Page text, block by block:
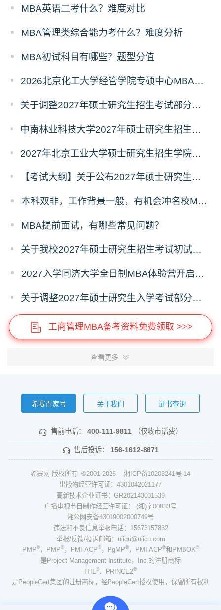
MBA英语二考什么？难度对比
MBA管理类综合能力考什么？难度分析
MBA初试科目有哪些？题型分值
2026北京化工大学经管学院专硕中心MBA拟录取分析解读
关于调整2027年硕士研究生招生考试部分专业初试考试科目及参考书目的公告（二）
中南林业科技大学2027年硕士研究生招生考试初试科目调整情况公告
2027年北京工业大学硕士研究生招生学院、考试科目、考试大纲等调整情况
【考试大纲】关于公布2027年硕士研究生入学考试自命题考试科目考试大纲的通知
本科双非，工作背景一般，有机会冲名校MBA吗？
MBA提前面试，有哪些常见问题？
关于我校2027年硕士研究生招生考试初试科目调整的补充公告
2027入学同济大学全日制MBA体验营开启报名！
关于调整2027年硕士研究生入学考试部分专业考试科目的通知
工商管理MBA备考资料免费领取 >>>
查看更多
希赛百家号 关于我们 证书查询
售前电话： 400-111-9811 （仅收市话费）
售后投诉： 156-1612-8671
希赛网 版权所有 ©2001-2026 湘ICP备10203241号-14
出版物经营许可证：4301042021177
高新技术企业证书：GR202143001539
广播电视节目制作经营许可证： (湘)字00833号
湘公网安备43019002000749号
违法和不良信息举报电话：15673157832
举报/反馈/投诉邮箱：ujigu@ujigu.com
PMP®，PMP®，PMI-ACP®，PgMP®，PMI-ACP®和PMBOK®
是Project Management Institute，Inc.的注册商标
ITIL®、PRINCE2®
是PeopleCert集团的注册商标，经PeopleCert授权使用，保留所有权利